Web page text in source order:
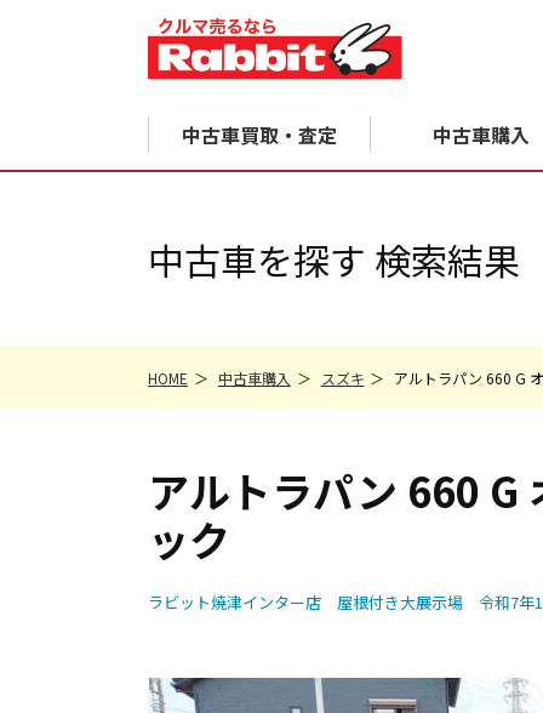
中古車買取・査定 中古車購入
中古車を探す 検索結果
HOME 中古車購入 スズキ アルトラパン 660 G
アルトラパン 660 G
ック
ラビット焼津インター店 屋根付き大展示場 令和7年